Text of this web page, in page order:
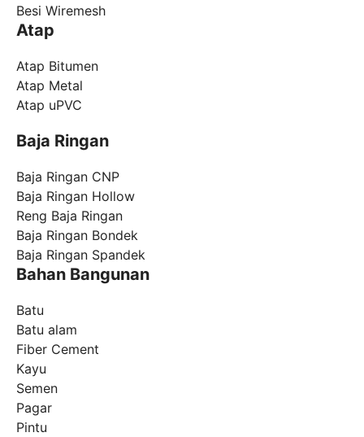
Besi Wiremesh
Atap
Atap Bitumen
Atap Metal
Atap uPVC
Baja Ringan
Baja Ringan CNP
Baja Ringan Hollow
Reng Baja Ringan
Baja Ringan Bondek
Baja Ringan Spandek
Bahan Bangunan
Batu
Batu alam
Fiber Cement
Kayu
Semen
Pagar
Pintu